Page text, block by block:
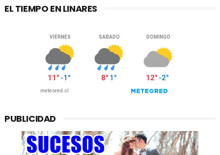
EL TIEMPO EN LINARES
PUBLICIDAD